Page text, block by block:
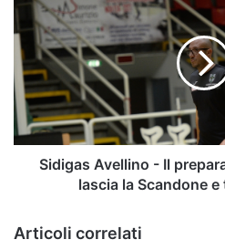
Avellino
preparatore
Domenico
Papa
lascia
la
Scandone
Caserta
Sidigas Avellino - Il
lascia la Scandone
Articoli correlati